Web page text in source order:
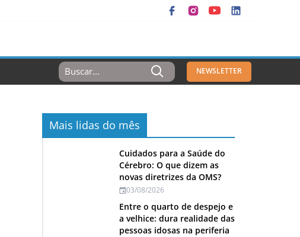
Resultados
Para:
NEWSLETTER
Mais lidas do mês
Cuidados para a Saúde do
Cérebro: O que dizem as
novas diretrizes da OMS?
03/08/2026
Entre o quarto de despejo e
a velhice: dura realidade das
pessoas idosas na periferia